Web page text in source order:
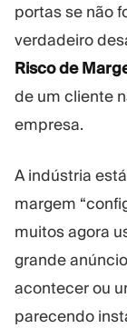
portas se não
verdadeiro
Risco de
de um cliente
empresa.
A indústria
margem
muitos agora
grande
acontecer ou
parecendo